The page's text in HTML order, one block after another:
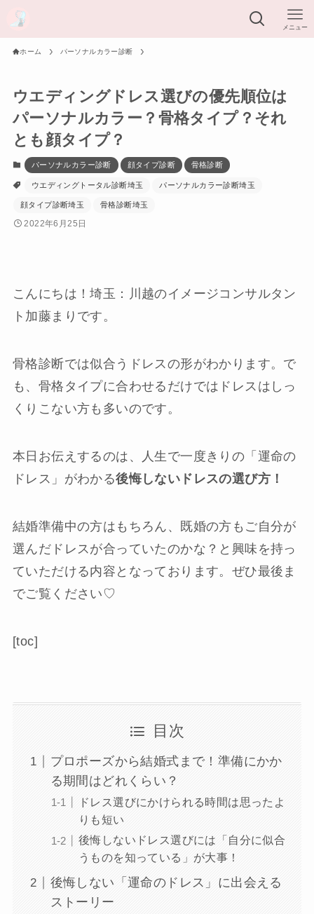
メニュー
ホーム パーソナルカラー診断
ウエディングドレス選びの優先順位は
パーソナルカラー？骨格タイプ？それ
とも顔タイプ？
パーソナルカラー診断 顔タイプ診断 骨格診断
ウエディングトータル診断埼玉 パーソナルカラー診断埼玉
顔タイプ診断埼玉 骨格診断埼玉
2022年6月25日
こんにちは！埼玉：川越のイメージコンサルタン
ト加藤まりです。
骨格診断では似合うドレスの形がわかります。で
も、骨格タイプに合わせるだけではドレスはしっ
くりこない方も多いのです。
本日お伝えするのは、人生で一度きりの「運命の
ドレス」がわかる後悔しないドレスの選び方！
結婚準備中の方はもちろん、既婚の方もご自分が
選んだドレスが合っていたのかな？と興味を持っ
ていただける内容となっております。ぜひ最後ま
でご覧ください♡
[toc]
目次
プロポーズから結婚式まで！準備にかか
る期間はどれくらい？
ドレス選びにかけられる時間は思ったよ
りも短い
後悔しないドレス選びには「自分に似合
うものを知っている」が大事！
後悔しない「運命のドレス」に出会える
ストーリー